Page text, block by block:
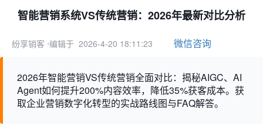
智能营销系统VS传统营销：2026年最新对比分析
纷享销客 ⋅编辑于 2026-4-20 18:11:23 微信咨询
2026年智能营销VS传统营销全面对比：揭秘AIGC、AI
Agent如何提升200%内容效率，降低35%获客成本。获
取企业营销数字化转型的实战路线图与FAQ解答。